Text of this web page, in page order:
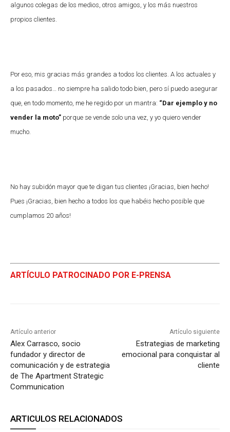
algunos colegas de los medios, otros amigos, y los más nuestros
propios clientes.
Por eso, mis gracias más grandes a todos los clientes. A los actuales y
a los pasados… no siempre ha salido todo bien, pero sí puedo asegurar
que, en todo momento, me he regido por un mantra: “Dar ejemplo y no
vender la moto” porque se vende solo una vez, y yo quiero vender
mucho.
No hay subidón mayor que te digan tus clientes ¡Gracias, bien hecho!
Pues ¡Gracias, bien hecho a todos los que habéis hecho posible que
cumplamos 20 años!
ARTÍCULO PATROCINADO POR E-PRENSA
Artículo anterior
Alex Carrasco, socio
fundador y director de
comunicación y de estrategia
de The Apartment Strategic
Communication
Artículo siguiente
Estrategias de marketing
emocional para conquistar al
cliente
ARTICULOS RELACIONADOS